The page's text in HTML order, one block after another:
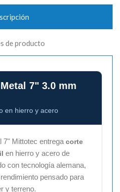
de producto
7" 3.0 mm
en hierro y acero
7" Mittotec entrega corte
en hierro y acero de
con tecnología alemana,
pensado para
y terreno.